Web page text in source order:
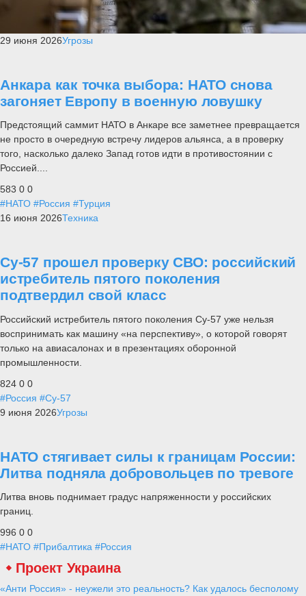
29 июня 2026Угрозы
Анкара как точка выбора: НАТО снова
загоняет Европу в военную ловушку
Предстоящий саммит НАТО в Анкаре все заметнее превращается
не просто в очередную встречу лидеров альянса, а в проверку
того, насколько далеко Запад готов идти в противостоянии с
Россией....
583 0 0
#НАТО #Россия #Турция
16 июня 2026Техника
Су-57 прошел проверку СВО: российский
истребитель пятого поколения
подтвердил свой класс
Российский истребитель пятого поколения Су-57 уже нельзя
воспринимать как машину «на перспективу», о которой говорят
только на авиасалонах и в презентациях оборонной
промышленности.
824 0 0
#Россия #Су-57
9 июня 2026Угрозы
НАТО стягивает силы к границам России:
Литва подняла добровольцев по тревоге
Литва вновь поднимает градус напряженности у российских
границ.
996 0 0
#НАТО #Прибалтика #Россия
Проект Украина
«Анти Россия» - неужели это реальность? Как удалось бесполому